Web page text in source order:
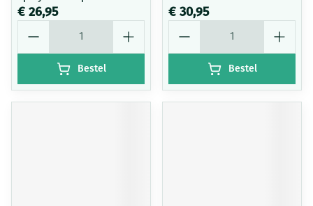
€ 26,95
Bestel
€ 30,95
Bestel